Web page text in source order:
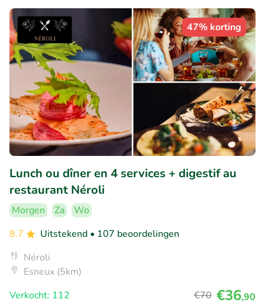
47% korting
Lunch ou dîner en 4 services + digestif au
restaurant Néroli
Morgen Za
Wo
8.7
Uitstekend • 107 beoordelingen
Néroli
Esneux (5km)
Verkocht: 112
€70 €36,90